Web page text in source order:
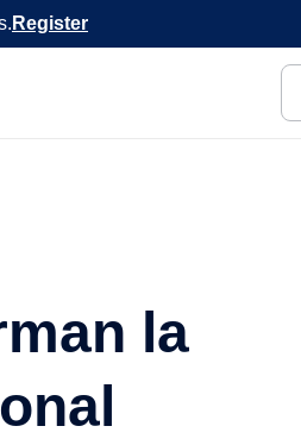
Register
la